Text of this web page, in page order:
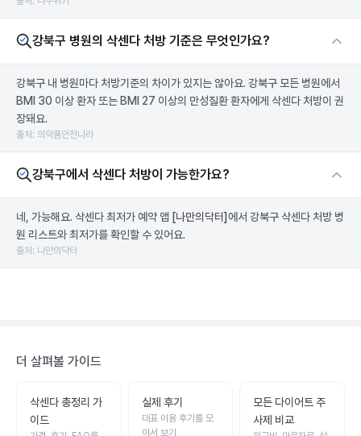
강북구 병원의 삭센다 처방 기준은 무엇인가요?
강북구 내 병원마다 처방기준의 차이가 있지는 않아요. 강북구 모든 병원에서
BMI 30 이상 환자 또는 BMI 27 이상의 만성질환 환자에게 삭센다 처방이 권
장돼요.
출처: 의약품안전나라
강북구에서 삭센다 처방이 가능한가요?
네, 가능해요. 삭센다 최저가 예약 앱 [나만의닥터] 에서 강북구 삭센다 처방 병
원 리스트와 최저가를 확인할 수 있어요.
출처: 나만의닥터
더 살펴볼 가이드
삭센다 총정리 가
이드
실제 후기
대표 이용 후기를 모
아서 보기
모든 다이어트 주
사제 비교